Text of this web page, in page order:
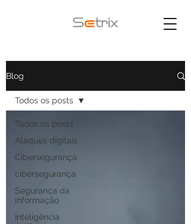
Blog
Todos os posts
Ataques digitais
Cibersegurança
cibersegurança
Segurança da
informação
Inteligência
Todos os posts